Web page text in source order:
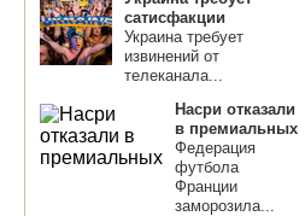
сатисфакции
Украина требует
извинений от
телеканала...
Насри отказали
в премиальных
Федерация
футбола
Франции
заморозила...